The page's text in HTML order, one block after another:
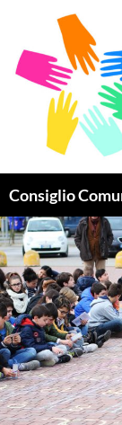
contenuto